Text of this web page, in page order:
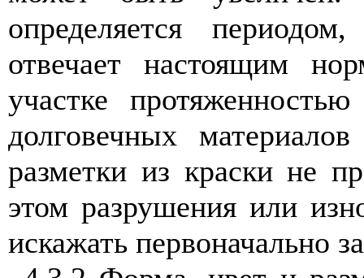
определяется
отвечает настоящим
участке
долговечных
разметки из краски не
этом разрушения или
искажать первоначально